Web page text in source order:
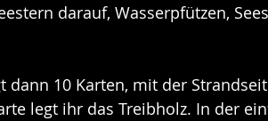
darauf, Wasserpfützen,
10 Karten, mit der
legt ihr das Treibholz. In der